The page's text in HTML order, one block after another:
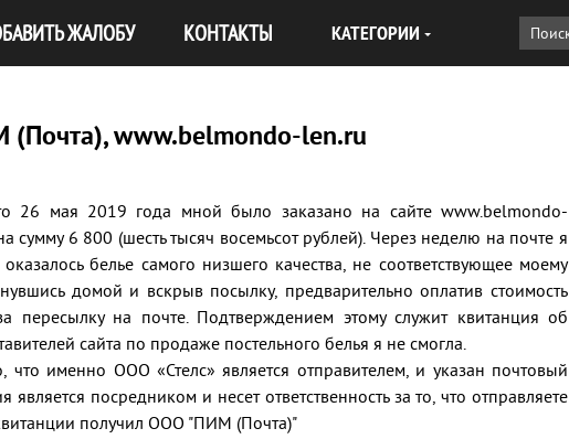
ЖАЛОБУ КОНТАКТЫ КАТЕГОРИИ
www.belmondo-len.ru
26 мая 2019 года мной было заказано на сайте www.belmondo-
сумму 6 800 (шесть тысяч восемьсот рублей). Через неделю на почте я
белье самого низшего качества, не соответствующее моему
домой и вскрыв посылку, предварительно оплатив стоимость
пересылку на почте. Подтверждением этому служит квитанция об
сайта по продаже постельного белья я не смогла.
именно ООО «Стелс» является отправителем, и указан почтовый
посредником и несет ответственность за то, что отправляете
получил ООО "ПИМ (Почта)"